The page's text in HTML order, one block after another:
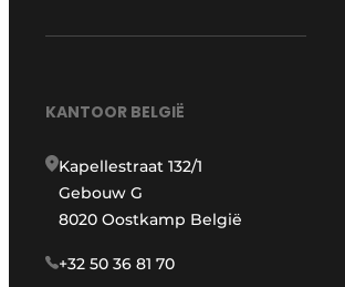
KANTOOR BELGIË
Kapellestraat 132/1
Gebouw G
8020 Oostkamp België
+32 50 36 81 70